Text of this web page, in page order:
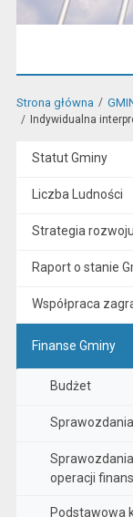
Strona główna
Indywidualna
Statut Gminy
Liczba Ludności
Strategia rozwoju
Raport o stanie
Współpraca
Finanse Gminy
Budżet
operacji
Podstawowa